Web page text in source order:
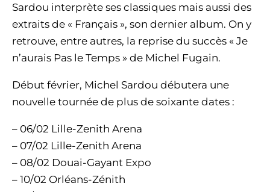
Sardou interprète ses classiques mais aussi des
extraits de « Français », son dernier album. On y
retrouve, entre autres, la reprise du succès « Je
n’aurais Pas le Temps » de Michel Fugain.
Début février, Michel Sardou débutera une
nouvelle tournée de plus de soixante dates :
– 06/02 Lille-Zenith Arena
– 07/02 Lille-Zenith Arena
– 08/02 Douai-Gayant Expo
– 10/02 Orléans-Zénith